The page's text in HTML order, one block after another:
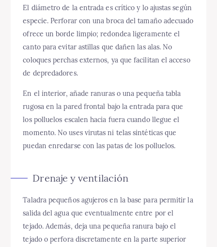
El diámetro de la entrada es crítico y lo ajustas según
especie. Perforar con una broca del tamaño adecuado
ofrece un borde limpio; redondea ligeramente el
canto para evitar astillas que dañen las alas. No
coloques perchas externos, ya que facilitan el acceso
de depredadores.
En el interior, añade ranuras o una pequeña tabla
rugosa en la pared frontal bajo la entrada para que
los polluelos escalen hacia fuera cuando llegue el
momento. No uses virutas ni telas sintéticas que
puedan enredarse con las patas de los polluelos.
Drenaje y ventilación
Taladra pequeños agujeros en la base para permitir la
salida del agua que eventualmente entre por el
tejado. Además, deja una pequeña ranura bajo el
tejado o perfora discretamente en la parte superior